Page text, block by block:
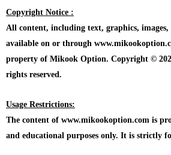
Copyright Notice :
All content, including text, graphics,
available on or through
property of Mikook Option. Copyright ©
rights reserved.
Usage Restrictions:
The content of www.mikookoption.com is
and educational purposes only. It is strictly